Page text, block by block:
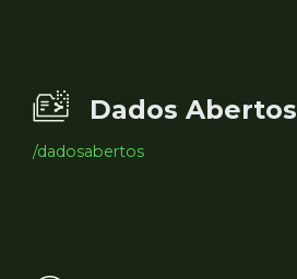
Dados Abertos
/dadosabertos